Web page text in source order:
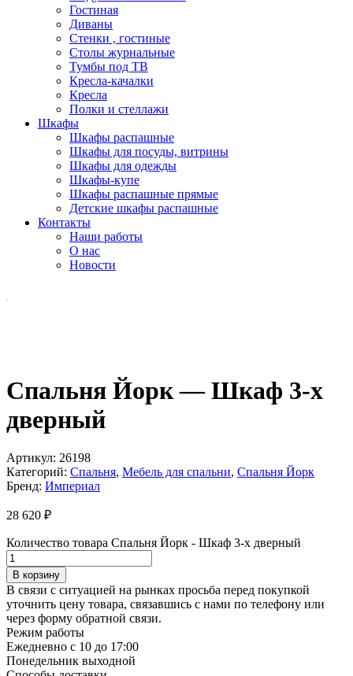
Гостиная
Диваны
Стенки , гостиные
Столы журнальные
Тумбы под ТВ
Кресла-качалки
Кресла
Полки и стеллажи
Шкафы
Шкафы распашные
Шкафы для посуды, витрины
Шкафы для одежды
Шкафы-купе
Шкафы распашные прямые
Детские шкафы распашные
Контакты
Наши работы
О нас
Новости
Спальня Йорк — Шкаф 3-х
дверный
Артикул: 26198
Категорий: Спальня, Мебель для спальни, Спальня Йорк
Бренд: Империал
28 620 ₽
Количество товара Спальня Йорк - Шкаф 3-х дверный
В корзину
В связи с ситуацией на рынках просьба перед покупкой
уточнить цену товара, связавшись с нами по телефону или
через форму обратной связи.
Режим работы
Ежедневно с 10 до 17:00
Понедельник выходной